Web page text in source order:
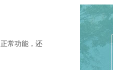
常功能，还